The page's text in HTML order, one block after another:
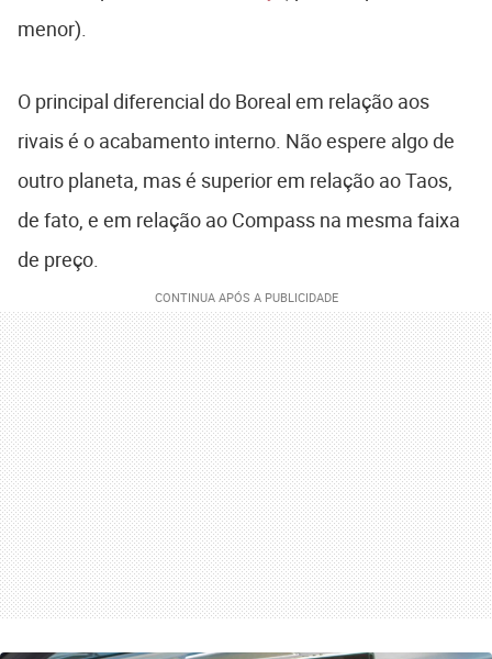
menor).
O principal diferencial do Boreal em relação aos
rivais é o acabamento interno. Não espere algo de
outro planeta, mas é superior em relação ao Taos,
de fato, e em relação ao Compass na mesma faixa
de preço.